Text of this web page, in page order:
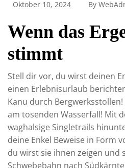
Oktober 10, 2024 By
Wenn das
stimmt
Stell dir vor, du wirst deinen
einen Erlebnisurlaub
Kanu durch
am tosenden Wasserfall! Mit
waghalsige Singletrails
deine Enkel Beweise in Form
du wirst sie ihnen zeigen und
Schwebebahn nach